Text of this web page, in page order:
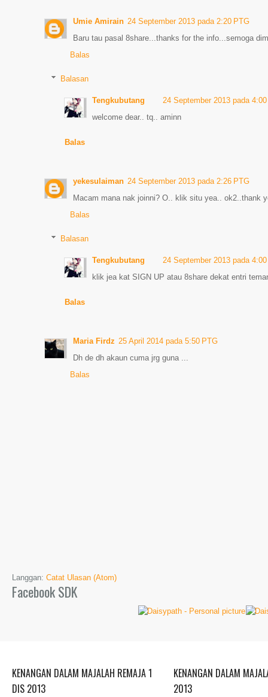
Umie Amirain 24 September 2013 pada 2:20 PTG
Baru tau pasal 8share...thanks for the info...semoga
Balas
Balasan
Tengkubutang
24 September 2013 pada
welcome dear.. tq.. aminn
Balas
yekesulaiman 24 September 2013 pada 2:26 PTG
Macam mana nak joinni? O.. klik situ yea.. ok2..thank
Balas
Balasan
Tengkubutang
24 September 2013 pada
klik jea kat SIGN UP atau 8share dekat entri
Balas
Maria Firdz 25 April 2014 pada 5:50 PTG
Dh de dh akaun cuma jrg guna ...
Balas
Langgan: Catat Ulasan (Atom)
Facebook SDK
KENANGAN DALAM MAJALAH REMAJA 1
DIS 2013
KENANGAN DALAM
2013